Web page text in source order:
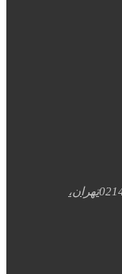
تهران،